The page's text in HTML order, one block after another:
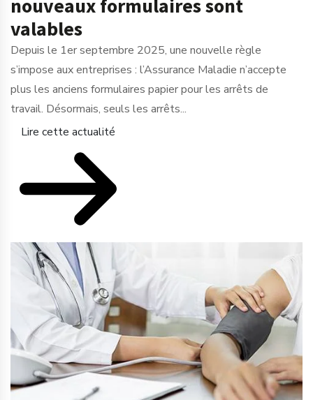
nouveaux formulaires sont
valables
Depuis le 1er septembre 2025, une nouvelle règle
s’impose aux entreprises : l’Assurance Maladie n’accepte
plus les anciens formulaires papier pour les arrêts de
travail. Désormais, seuls les arrêts...
Lire cette actualité